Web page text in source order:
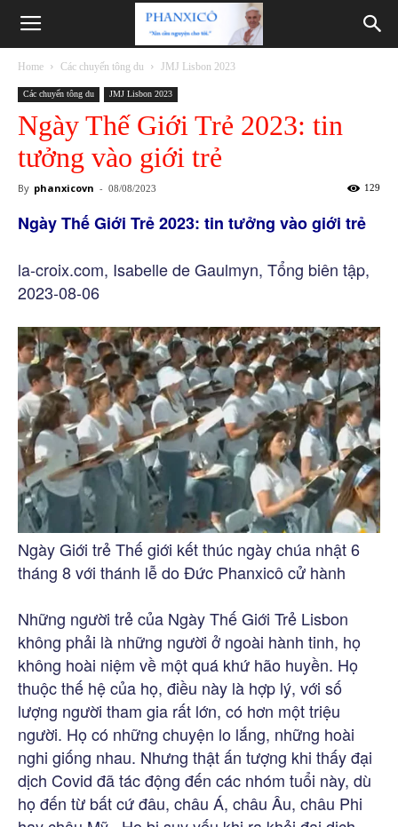
Phanxicô
Home Các chuyến tông du JMJ Lisbon 2023
Các chuyến tông du JMJ Lisbon 2023
Ngày Thế Giới Trẻ 2023: tin
tưởng vào giới trẻ
By phanxicovn - 08/08/2023 129
Ngày Thế Giới Trẻ 2023: tin tưởng vào giới trẻ
la-croix.com, Isabelle de Gaulmyn, Tổng biên tập,
2023-08-06
Ngày Giới trẻ Thế giới kết thúc ngày chúa nhật 6
tháng 8 với thánh lễ do Đức Phanxicô cử hành
Những người trẻ của Ngày Thế Giới Trẻ Lisbon
không phải là những người ở ngoài hành tinh, họ
không hoài niệm về một quá khứ hão huyền. Họ
thuộc thế hệ của họ, điều này là hợp lý, với số
lượng người tham gia rất lớn, có hơn một triệu
người. Họ có những chuyện lo lắng, những hoài
nghi giống nhau. Nhưng thật ấn tượng khi thấy đại
dịch Covid đã tác động đến các nhóm tuổi này, dù
họ đến từ bất cứ đâu, châu Á, châu Âu, châu Phi